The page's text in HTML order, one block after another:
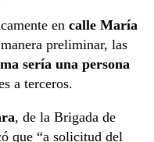
en calle María
preliminar, las
sería una persona
a terceros.
, de la Brigada de
que “a solicitud del